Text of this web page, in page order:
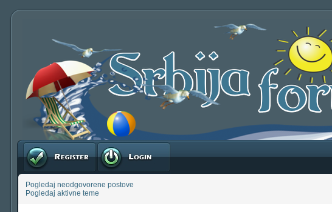
Registruj se Prijavite se
Pogledaj neodgovorene postove
Pogledaj aktivne teme